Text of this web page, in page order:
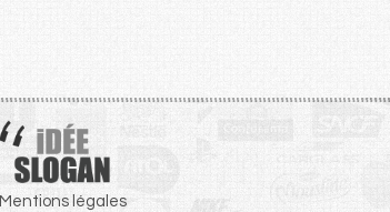
Mentions légales